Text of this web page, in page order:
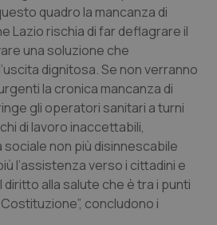
urogenitali
quadro la mancanza di
Lazio rischia di far deflagrare il
una soluzione che
dignitosa. Se non verranno
la cronica mancanza di
gli operatori sanitari a turni
di lavoro inaccettabili,
non più disinnescabile
l’assistenza verso i cittadini e
alla salute che è tra i punti
concludono i